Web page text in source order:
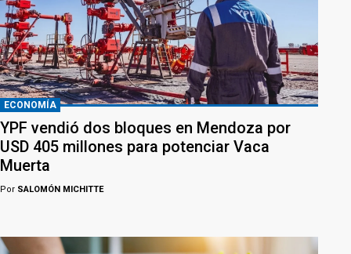
ECONOMÍA
YPF vendió dos bloques en Mendoza por
USD 405 millones para potenciar Vaca
Muerta
Por SALOMÓN MICHITTE